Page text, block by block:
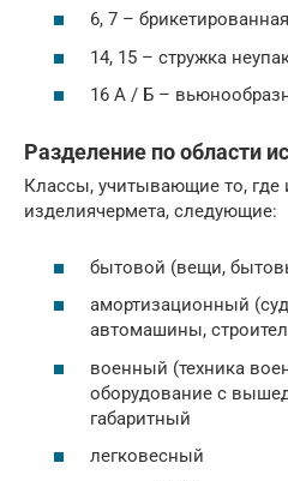
6, 7 –
14, 15 – стружка
16 А / Б –
Разделение по области
Классы, учитывающие то, где
изделиячермета, следующие:
бытовой (вещи,
амортизационный
автомашины,
военный (техника
оборудование с
габаритный
легковесный